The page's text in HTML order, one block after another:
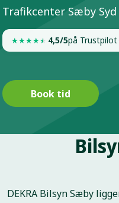
Trafikcenter Sæby
★★★★★ 4,5/5på Trustpilot
Book tid
DEKRA Bilsyn Sæby